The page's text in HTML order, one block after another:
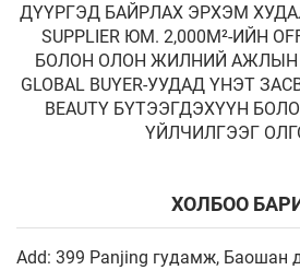
ДҮҮРГЭД БАЙРЛАХ ЭРХЭМ
SUPPLIER ЮМ. 2,000М²-ИЙН
БОЛОН ОЛОН ЖИЛНИЙ АЖЛЫН
GLOBAL BUYER-УУДАД ҮНЭТ
BEAUTY БҮТЭЭГДЭХҮҮН
ҮЙЛЧИЛГЭЭГ
ХОЛБОО
Add: 399 Panjing гудамж, Баошан